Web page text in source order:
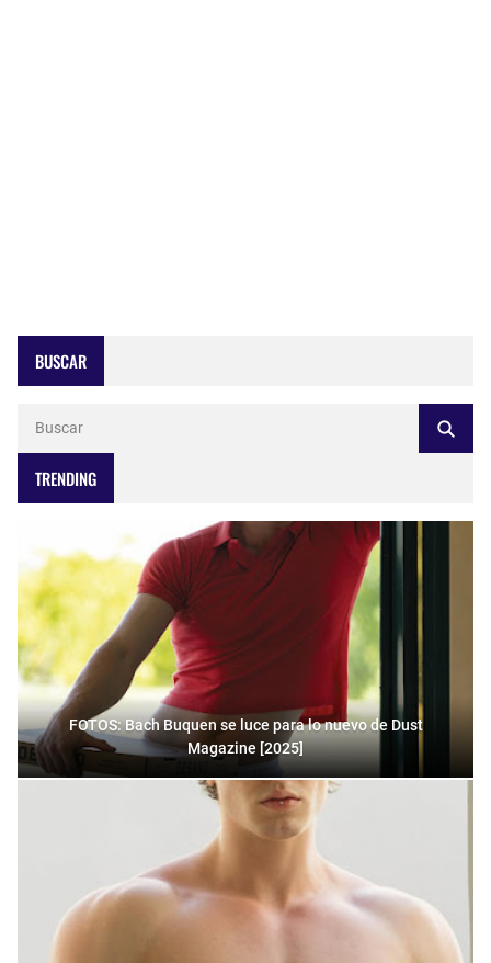
BUSCAR
TRENDING
FOTOS: Bach Buquen se luce para lo nuevo de Dust
Magazine [2025]